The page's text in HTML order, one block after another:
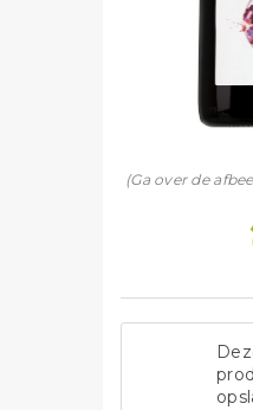
(Ga over de